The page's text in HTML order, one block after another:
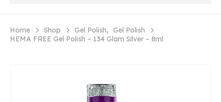
Home Shop Gel Polish, Gel Polish
HEMA FREE Gel Polish – 134 Glam Silver – 8ml